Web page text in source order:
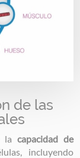
de las
la capacidad de
incluyendo